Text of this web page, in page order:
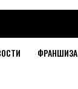
ФРАНШИЗА